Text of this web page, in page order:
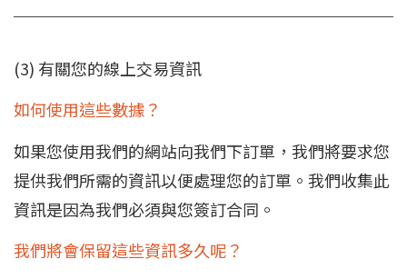
(3) 有關您的線上交易資訊
如何使用這些數據？
如果您使用我們的網站向我們下訂單，我們將要求您
提供我們所需的資訊以便處理您的訂單。我們收集此
資訊是因為我們必須與您簽訂合同。
我們將會保留這些資訊多久呢？